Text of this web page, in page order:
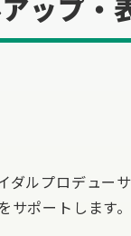
ダルプロデュー
ポートします。